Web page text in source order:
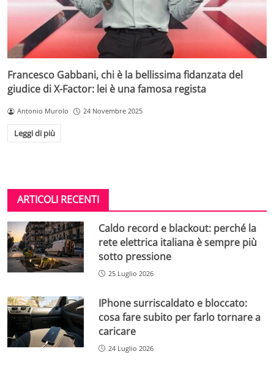
Francesco Gabbani, chi è la bellissima fidanzata del
giudice di X-Factor: lei è una famosa regista
Antonio Murolo 24 Novembre 2025
Leggi di più
ARTICOLI RECENTI
Caldo record e blackout: perché la
rete elettrica italiana è sempre più
sotto pressione
25 Luglio 2026
IPhone surriscaldato e bloccato:
cosa fare subito per farlo tornare a
caricare
24 Luglio 2026